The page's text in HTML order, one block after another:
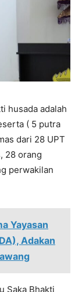
husada adalah
( 5 putra
dari 28 UPT
28 orang
perwakilan
Yayasan
Adakan
Saka Bhakti